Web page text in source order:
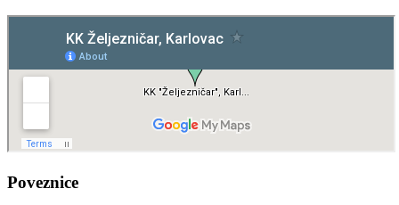
Poveznice